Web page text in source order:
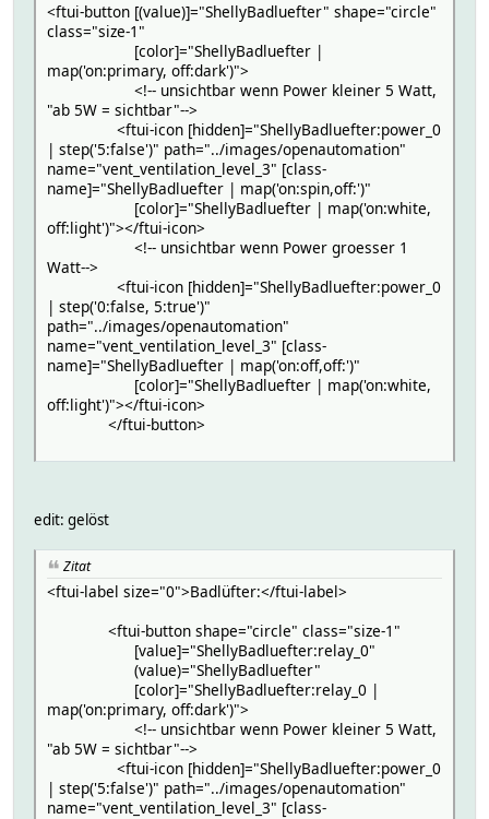
<ftui-button [(value)]="ShellyBadluefter" shape="circle"
class="size-1"
[color]="ShellyBadluefter |
map('on:primary, off:dark')">
<!-- unsichtbar wenn Power kleiner 5 Watt,
"ab 5W = sichtbar"-->
<ftui-icon [hidden]="ShellyBadluefter:power_0
| step('5:false')" path="../images/openautomation"
name="vent_ventilation_level_3" [class-
name]="ShellyBadluefter | map('on:spin,off:')"
[color]="ShellyBadluefter | map('on:white,
off:light')"></ftui-icon>
<!-- unsichtbar wenn Power groesser 1
Watt-->
<ftui-icon [hidden]="ShellyBadluefter:power_0
| step('0:false, 5:true')"
path="../images/openautomation"
name="vent_ventilation_level_3" [class-
name]="ShellyBadluefter | map('on:off,off:')"
[color]="ShellyBadluefter | map('on:white,
off:light')"></ftui-icon>
</ftui-button>
edit: gelöst
Zitat
<ftui-label size="0">Badlüfter:</ftui-label>
<ftui-button shape="circle" class="size-1"
[value]="ShellyBadluefter:relay_0"
(value)="ShellyBadluefter"
[color]="ShellyBadluefter:relay_0 |
map('on:primary, off:dark')">
<!-- unsichtbar wenn Power kleiner 5 Watt,
"ab 5W = sichtbar"-->
<ftui-icon [hidden]="ShellyBadluefter:power_0
| step('5:false')" path="../images/openautomation"
name="vent_ventilation_level_3" [class-